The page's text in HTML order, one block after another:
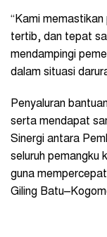
“Kami
tertib, dan tepat
mendampingi
dalam situasi
Penyaluran
serta mendapat
Sinergi antara
seluruh pemangku
guna
Giling